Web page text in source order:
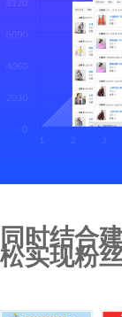
同时结合
松实现粉